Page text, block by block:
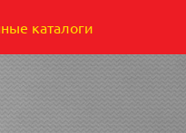
каталоги